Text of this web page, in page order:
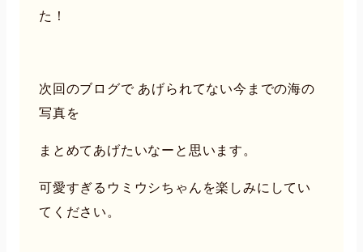
た！
次回のブログで あげられてない今までの海の
写真を
まとめてあげたいなーと思います。
可愛すぎるウミウシちゃんを楽しみにしてい
てください。